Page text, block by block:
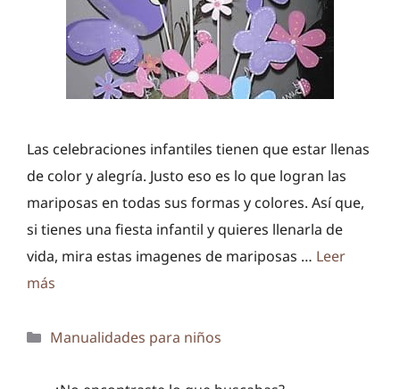
Las celebraciones infantiles tienen que estar llenas
de color y alegría. Justo eso es lo que logran las
mariposas en todas sus formas y colores. Así que,
si tienes una fiesta infantil y quieres llenarla de
vida, mira estas imagenes de mariposas … Leer
más
Categorías
Manualidades para niños